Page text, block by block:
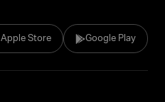
Apple Store Google Play